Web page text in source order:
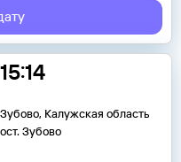
15:14
Зубово, Калужская область
ост. Зубово